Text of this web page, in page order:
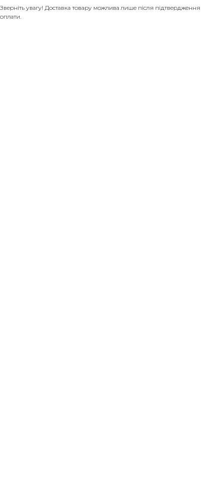
Зверніть увагу! Доставка товару можлива лише після підтвердження
оплати.